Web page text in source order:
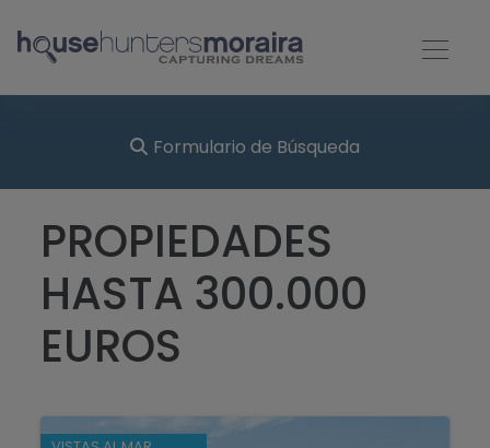
Formulario de Búsqueda
PROPIEDADES
HASTA 300.000
EUROS